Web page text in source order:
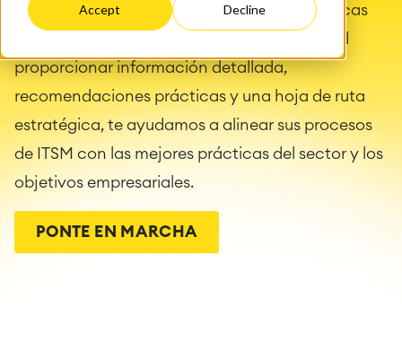
Accept Decline
diseñada para evaluar y optimizar las prácticas
proporcionar información detallada,
recomendaciones prácticas y una hoja de ruta
estratégica, te ayudamos a alinear sus procesos
de ITSM con las mejores prácticas del sector y los
objetivos empresariales.
PONTE EN MARCHA